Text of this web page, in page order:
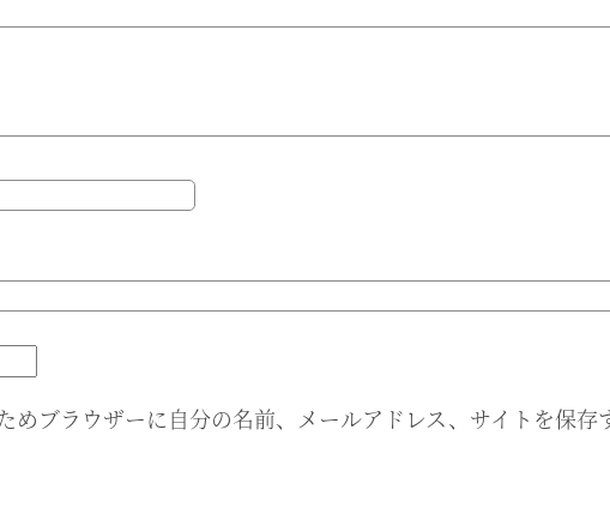
めブラウザーに自分の名前、メールアドレス、サイトを保存